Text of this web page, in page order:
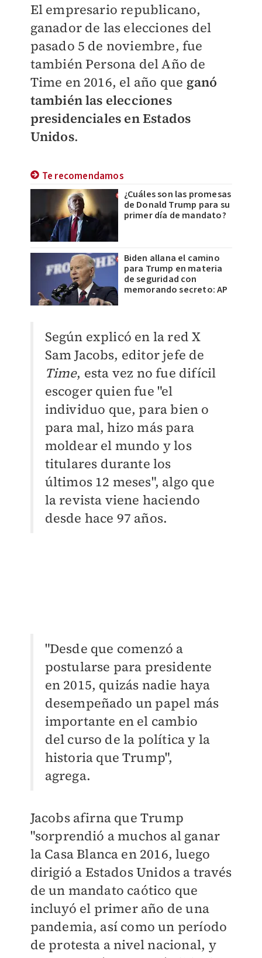
El empresario republicano,
ganador de las elecciones del
pasado 5 de noviembre, fue
también Persona del Año de
Time en 2016, el año que ganó
también las elecciones
presidenciales en Estados
Unidos.
Te recomendamos
¿Cuáles son las promesas
de Donald Trump para su
primer día de mandato?
Biden allana el camino
para Trump en materia
de seguridad con
memorando secreto: AP
Según explicó en la red X
Sam Jacobs, editor jefe de
Time, esta vez no fue difícil
escoger quien fue "el
individuo que, para bien o
para mal, hizo más para
moldear el mundo y los
titulares durante los
últimos 12 meses", algo que
la revista viene haciendo
desde hace 97 años.
"Desde que comenzó a
postularse para presidente
en 2015, quizás nadie haya
desempeñado un papel más
importante en el cambio
del curso de la política y la
historia que Trump",
agrega.
Jacobs afirna que Trump
"sorprendió a muchos al ganar
la Casa Blanca en 2016, luego
dirigió a Estados Unidos a través
de un mandato caótico que
incluyó el primer año de una
pandemia, así como un período
de protesta a nivel nacional, y